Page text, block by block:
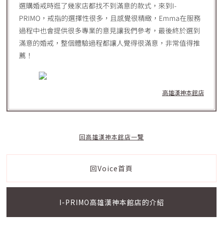
選購婚戒時逛了幾家店都找不到滿意的款式，來到I-
PRIMO，戒指的選擇性很多，且感覺很精緻，Emma在服務
過程中也會提供很多專業的意見讓我們參考，最後終於選到
滿意的婚戒，整個體驗過程都讓人覺得很滿意，非常值得推
薦！
高雄漢神本館店
回高雄漢神本館店一覽
回Voice首頁
I-PRIMO高雄漢神本館店的介紹